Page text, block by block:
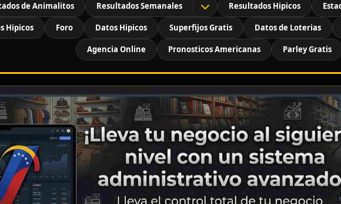
de Animalitos Resultados Semanales Resultados Hipicos
Hipicos Foro Datos Hipicos Superfijos Gratis Datos de Loterias
Agencia Online Pronosticos Americanas Parley Gratis